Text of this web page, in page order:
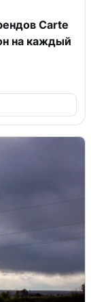
Carte
на каждый